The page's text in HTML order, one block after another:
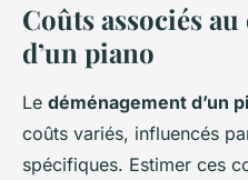
Coûts associés
d’un piano
Le déménagement d’un
coûts variés, influencés
spécifiques. Estimer ces